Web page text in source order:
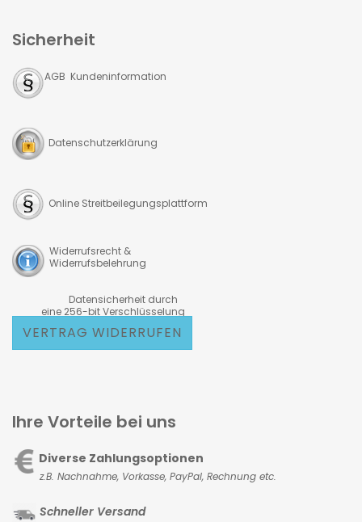
Sicherheit
AGB Kundeninformation
Datenschutzerklärung
Online Streitbeilegungsplattform
Widerrufsrecht &
Widerrufsbelehrung
Datensicherheit durch
eine 256-bit Verschlüsselung
VERTRAG WIDERRUFEN
Ihre Vorteile bei uns
Diverse Zahlungsoptionen
z.B. Nachnahme, Vorkasse, PayPal, Rechnung etc.
Schneller Versand